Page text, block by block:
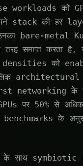
workloads को
stack की हर
bare-
तरह समाप्त
को
networking के
पर 50% से
के
के साथ